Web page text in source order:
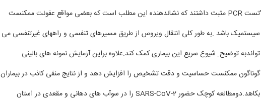
ْتست PCR مثبت داشتند که نشاندهنده این مطلب است که بعضی مواقع عفونت ممکنست
سیستمیک باشد .به طور کلی انتقال ویروس از طریق مسیرهای تنفسی و راههای غیرتنفسی می
تواندبه توضیح ِ شیوع سریع این بیماری کمک کند.علاوه براین آزمایش نمونه های بالینی
گوناگون ممکنست حساسیت و دقت تشخیص را افزایش دهد و از نتایج منفی کاذب در بیماران
بکاهد.دو‌مطالعه کوچک حضور SARS-CoV-2 را در سوآب های دهانی و مقعدی در استان